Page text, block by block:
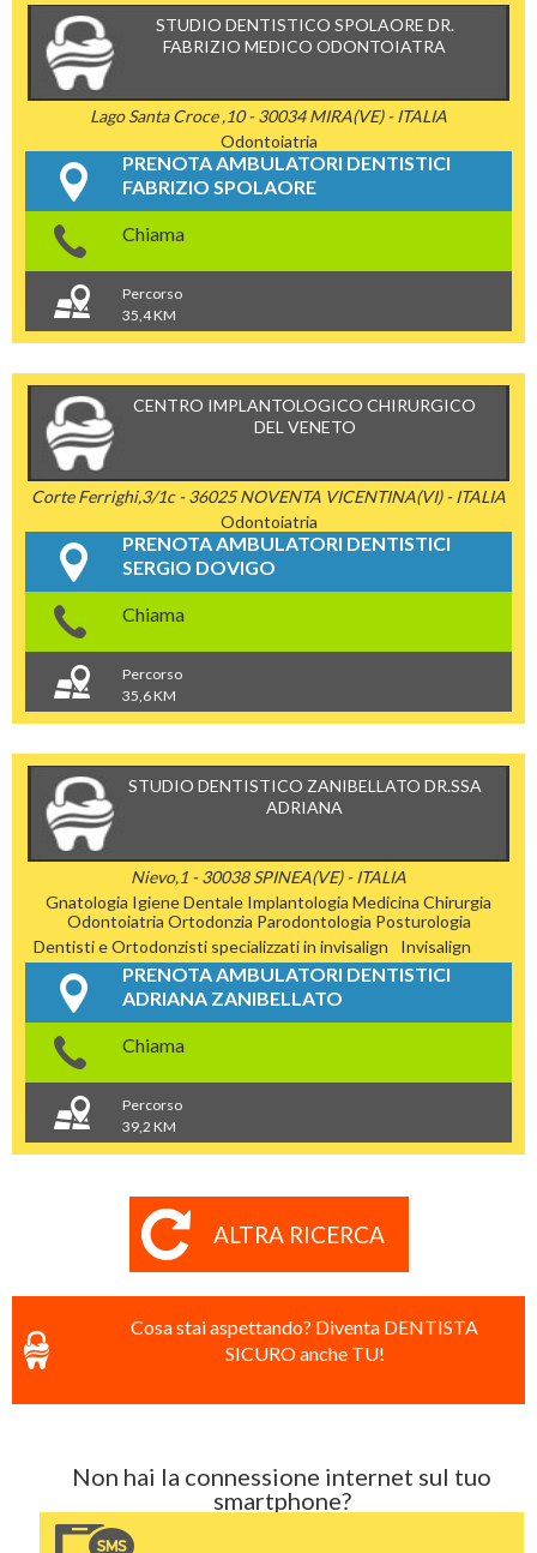
STUDIO DENTISTICO SPOLAORE DR.
FABRIZIO MEDICO ODONTOIATRA
Lago Santa Croce ,10 - 30034 MIRA(VE) - ITALIA
Odontoiatria
PRENOTA AMBULATORI DENTISTICI
FABRIZIO SPOLAORE
Chiama
Percorso
35,4 KM
CENTRO IMPLANTOLOGICO CHIRURGICO
DEL VENETO
Corte Ferrighi,3/1c - 36025 NOVENTA VICENTINA(VI) - ITALIA
Odontoiatria
PRENOTA AMBULATORI DENTISTICI
SERGIO DOVIGO
Chiama
Percorso
35,6 KM
STUDIO DENTISTICO ZANIBELLATO DR.SSA
ADRIANA
Nievo,1 - 30038 SPINEA(VE) - ITALIA
Gnatologia Igiene Dentale Implantologia Medicina Chirurgia
Odontoiatria Ortodonzia Parodontologia Posturologia
Dentisti e Ortodonzisti specializzati in invisalign
Invisalign
PRENOTA AMBULATORI DENTISTICI
ADRIANA ZANIBELLATO
Chiama
Percorso
39,2 KM
ALTRA RICERCA
Cosa stai aspettando? Diventa DENTISTA
SICURO anche TU!
Non hai la connessione internet sul tuo
smartphone?